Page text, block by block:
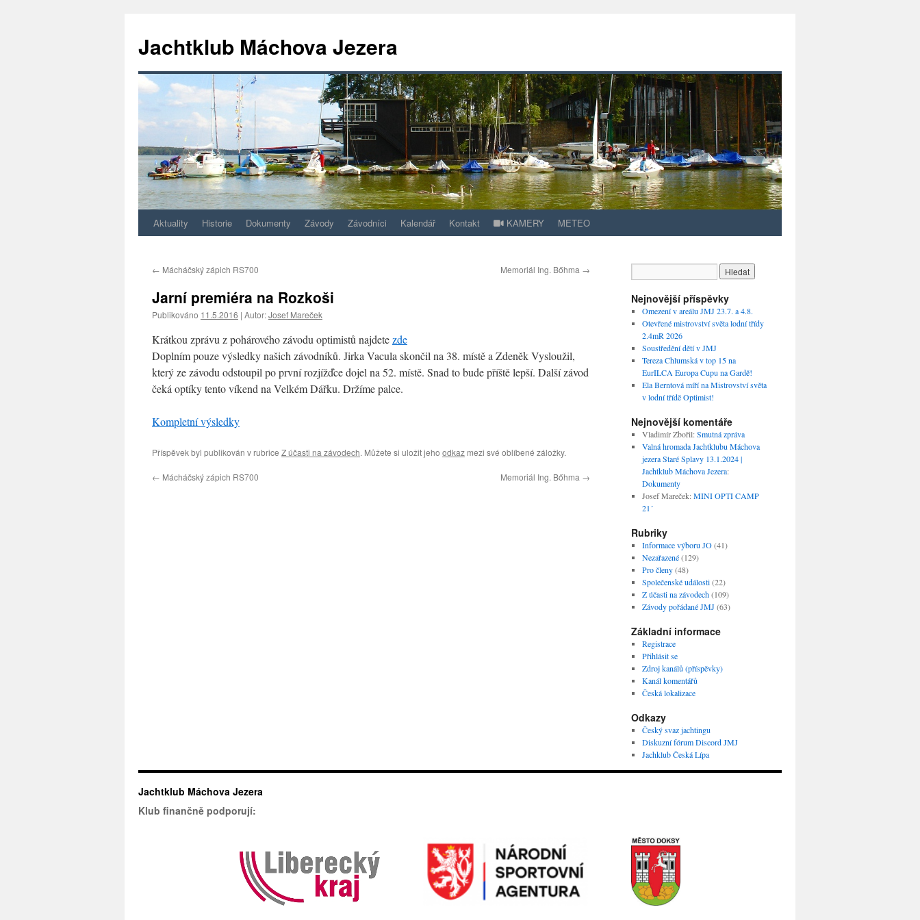
Jachtklub Máchova Jezera
Přejít
obsahu
webu
Aktuality Historie Dokumenty Závody Závodníci Kalendář Kontakt KAMERY METEO
← Mácháčský zápich RS700 Memoriál Ing. Bőhma →
Jarní premiéra na Rozkoši
Publikováno 11.5.2016 | Autor:Josef Mareček
Krátkou zprávu z pohárového závodu optimistů najdetezde
Doplním pouze výsledky našich závodníků. Jirka Vacula skončil na 38. místě a Zdeněk Vysloužil,
který ze závodu odstoupil po první rozjížďce dojel na 52. místě. Snad to bude příště lepší. Další závod
čeká optíky tento víkend na Velkém Dářku. Držíme palce.
Kompletní výsledky
Příspěvek byl publikován v rubrice Z účasti na závodech. Můžete si uložit jeho odkaz mezi své oblíbené záložky.
← Mácháčský zápich RS700 Memoriál Ing. Bőhma →
Nejnovější příspěvky
Omezení v areálu JMJ 23.7. a 4.8.
Otevřené mistrovství světa lodní třídy
2.4mR 2026
Soustředění dětí v JMJ
Tereza Chlumská v top 15 na
EurILCA Europa Cupu na Gardě!
Ela Berntová míří na Mistrovství světa
v lodní třídě Optimist!
Nejnovější komentáře
Vladimír Zbořil:Smutná zpráva
Valná hromada Jachtklubu Máchova
jezera Staré Splavy 13.1.2024 |
Jachtklub Máchova Jezera:
Dokumenty
Josef Mareček:MINI OPTI CAMP
21´
Rubriky
Informace výboru JO(41)
Nezařazené(129)
Pro členy(48)
Společenské události(22)
Z účasti na závodech(109)
Závody pořádané JMJ(63)
Základní informace
Registrace
Přihlásit se
Zdroj kanálů (příspěvky)
Kanál komentářů
Česká lokalizace
Odkazy
Český svaz jachtingu
Diskuzní fórum Discord JMJ
Jachklub Česká Lípa
Jachtklub Máchova Jezera
Klub finančně podporují: